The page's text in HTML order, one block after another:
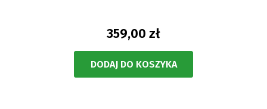
359,00 zł
DODAJ DO KOSZYKA